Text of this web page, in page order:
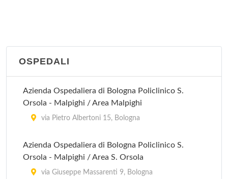
OSPEDALI
Azienda Ospedaliera di Bologna Policlinico S.
Orsola - Malpighi / Area Malpighi
via Pietro Albertoni 15, Bologna
Azienda Ospedaliera di Bologna Policlinico S.
Orsola - Malpighi / Area S. Orsola
via Giuseppe Massarenti 9, Bologna